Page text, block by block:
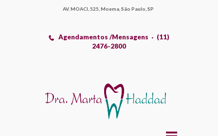
AV. MOACI, 525, Moema, São Paulo, SP
Agendamentos /Mensagens
(11)
2476-2800